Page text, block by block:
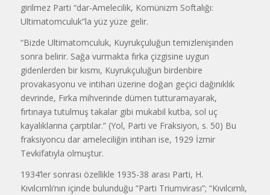
girilmez Parti “dar-Amelecilik, Komünizm Softalığı:
Ultimatomculuk”la yüz yüze gelir.
“Bizde Ultimatomculuk, Kuyrukçuluğun temizlenişinden
sonra belirir. Sağa vurmakta fırka çizgisine uygun
gidenlerden bir kısmı, Kuyrukçuluğun birdenbire
provakasyonu ve intiharı üzerine doğan geçici dağınıklık
devrinde, Fırka mihverinde dümen tutturamayarak,
fırtınaya tutulmuş takalar gibi mukabil kutba, sol uç
kayalıklarına çarptılar.” (Yol, Parti ve Fraksiyon, s. 50) Bu
fraksiyoncu dar ameleciliğin intiharı ise, 1929 İzmir
Tevkifatıyla olmuştur.
1934’ler sonrası özellikle 1935-38 arası Parti, H.
Kıvılcımlı’nın içinde bulunduğu “Parti Triumvirası”; “Kıvılcımlı,